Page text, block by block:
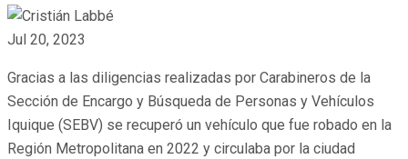
Jul 20, 2023
Gracias a las diligencias realizadas por Carabineros de la
Sección de Encargo y Búsqueda de Personas y Vehículos
Iquique (SEBV) se recuperó un vehículo que fue robado en la
Región Metropolitana en 2022 y circulaba por la ciudad